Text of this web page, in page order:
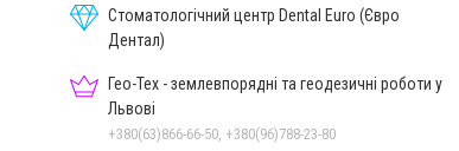
Стоматологічний центр Dental Euro (Євро
Дентал)
Гео-Тех - землевпорядні та геодезичні роботи у
Львові
+380(63)866-66-50, +380(96)788-23-80